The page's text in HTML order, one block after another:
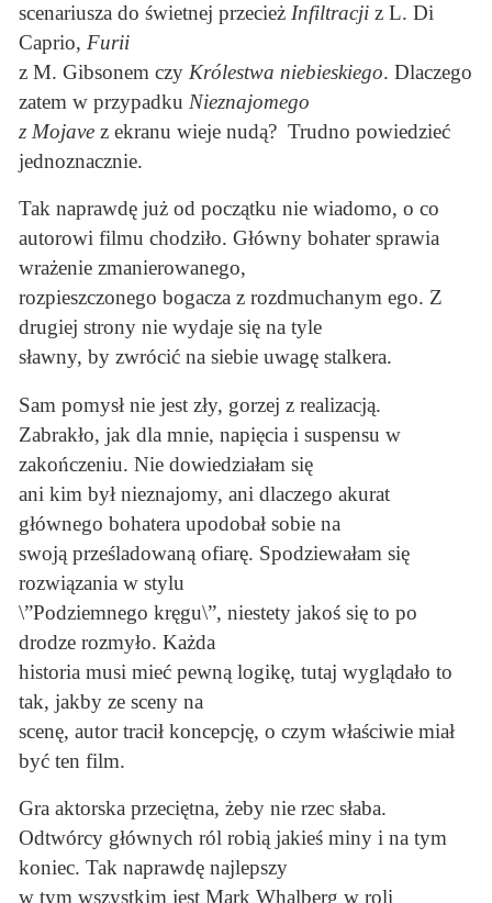
scenariusza do świetnej przecież Infiltracjiz L. Di
Caprio, Furii
z M. Gibsonem czy Królestwa niebieskiego. Dlaczego
zatem w przypadku Nieznajomego
z Mojavez ekranu wieje nudą? Trudno powiedzieć
jednoznacznie.
Tak naprawdę już od początku nie wiadomo, o co
autorowi filmu chodziło. Główny bohater sprawia
wrażenie zmanierowanego,
rozpieszczonego bogacza z rozdmuchanym ego. Z
drugiej strony nie wydaje się na tyle
sławny, by zwrócić na siebie uwagę stalkera.
Sam pomysł nie jest zły, gorzej z realizacją.
Zabrakło, jak dla mnie, napięcia i suspensu w
zakończeniu. Nie dowiedziałam się
ani kim był nieznajomy, ani dlaczego akurat
głównego bohatera upodobał sobie na
swoją prześladowaną ofiarę. Spodziewałam się
rozwiązania w stylu
\”Podziemnego kręgu\”, niestety jakoś się to po
drodze rozmyło. Każda
historia musi mieć pewną logikę, tutaj wyglądało to
tak, jakby ze sceny na
scenę, autor tracił koncepcję, o czym właściwie miał
być ten film.
Gra aktorska przeciętna, żeby nie rzec słaba.
Odtwórcy głównych ról robią jakieś miny i na tym
koniec. Tak naprawdę najlepszy
w tym wszystkim jest Mark Whalberg w roli